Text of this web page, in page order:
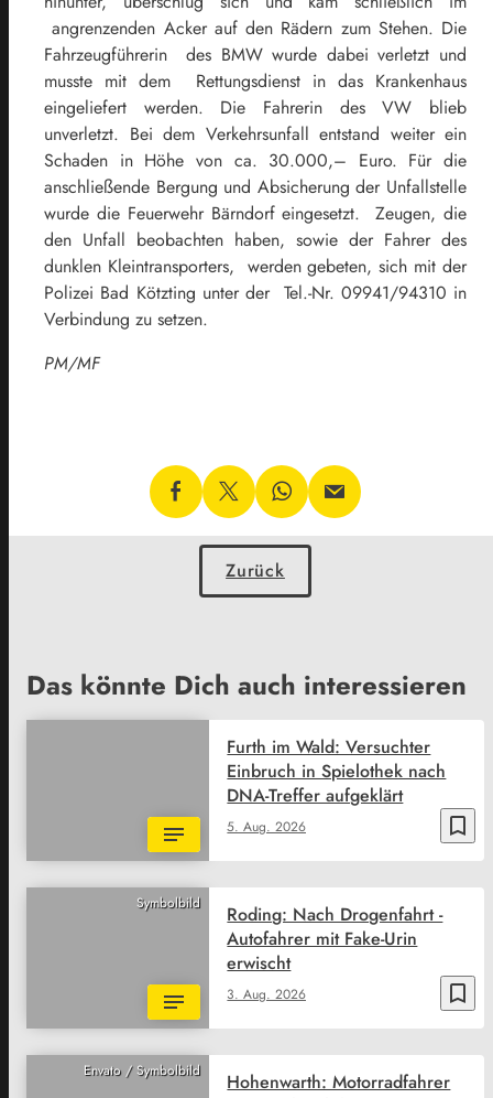
angrenzenden Acker auf den Rädern zum Stehen. Die
Fahrzeugführerin des BMW wurde dabei verletzt und
musste mit dem Rettungsdienst in das Krankenhaus
eingeliefert werden. Die Fahrerin des VW blieb
unverletzt. Bei dem Verkehrsunfall entstand weiter ein
Schaden in Höhe von ca. 30.000,– Euro. Für die
anschließende Bergung und Absicherung der Unfallstelle
wurde die Feuerwehr Bärndorf eingesetzt. Zeugen, die
den Unfall beobachten haben, sowie der Fahrer des
dunklen Kleintransporters, werden gebeten, sich mit der
Polizei Bad Kötzting unter der Tel.-Nr. 09941/94310 in
Verbindung zu setzen.
PM/MF
Zurück
Das könnte Dich auch interessieren
bookmark_border
5. Aug. 2026
Furth im Wald: Versuchter
Einbruch in Spielothek nach
DNA-Treffer aufgeklärt
Symbolbild
bookmark_border
3. Aug. 2026
Roding: Nach Drogenfahrt -
Autofahrer mit Fake-Urin
erwischt
Envato / Symbolbild
Hohenwarth: Motorradfahrer